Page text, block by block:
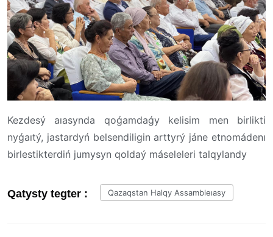
Kezdesý aıasynda qoǵamdaǵy kelisim men birlikti
nyǵaıtý, jastardyń belsendiligin arttyrý jáne etnomádenı
birlestikterdiń jumysyn qoldaý máseleleri talqylandy
Qatysty tegter : Qazaqstan Halqy Assambleıasy